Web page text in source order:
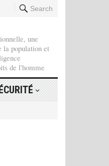
Search
une
la population et
de l'homme